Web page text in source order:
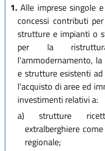
1. Alle imprese singole
concessi contributi
strutture e impianti o
per la
l'ammodernamento,
e strutture esistenti
l'acquisto di aree ed
investimenti relativi a:
a) strutture
extralberghiere
regionale;